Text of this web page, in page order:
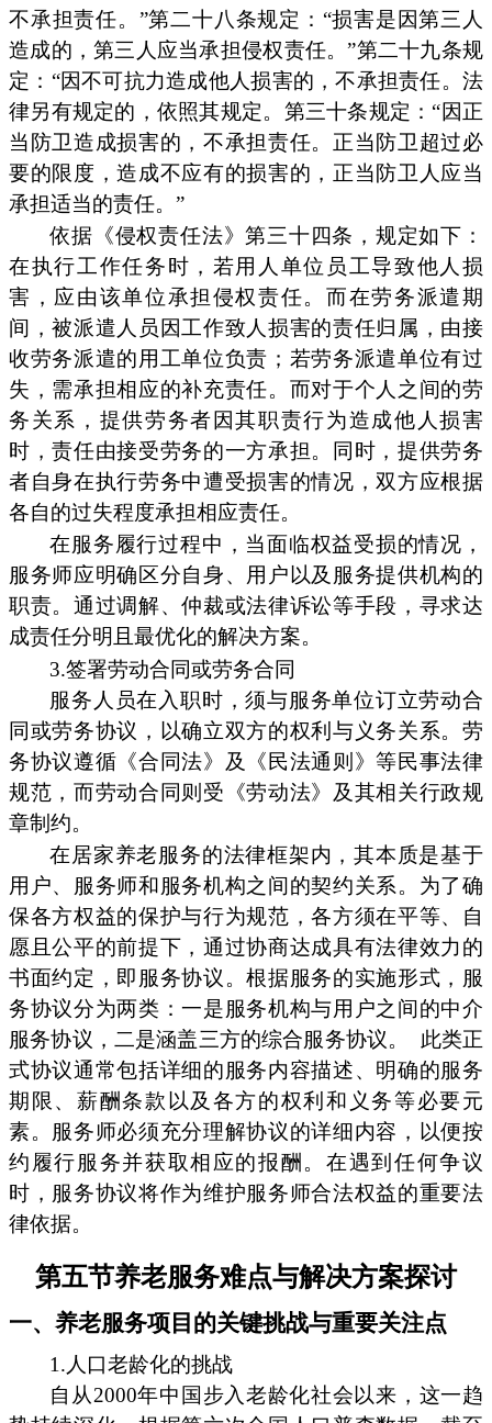
不承担责任。”第二十八条规定：“损害是因第三人
造成的，第三人应当承担侵权责任。”第二十九条规
定：“因不可抗力造成他人损害的，不承担责任。法
律另有规定的，依照其规定。第三十条规定：“因正
当防卫造成损害的，不承担责任。正当防卫超过必
要的限度，造成不应有的损害的，正当防卫人应当
承担适当的责任。”
依据《侵权责任法》第三十四条，规定如下：
在执行工作任务时，若用人单位员工导致他人损
害，应由该单位承担侵权责任。而在劳务派遣期
间，被派遣人员因工作致人损害的责任归属，由接
收劳务派遣的用工单位负责；若劳务派遣单位有过
失，需承担相应的补充责任。而对于个人之间的劳
务关系，提供劳务者因其职责行为造成他人损害
时，责任由接受劳务的一方承担。同时，提供劳务
者自身在执行劳务中遭受损害的情况，双方应根据
各自的过失程度承担相应责任。
在服务履行过程中，当面临权益受损的情况，
服务师应明确区分自身、用户以及服务提供机构的
职责。通过调解、仲裁或法律诉讼等手段，寻求达
成责任分明且最优化的解决方案。
3.签署劳动合同或劳务合同
服务人员在入职时，须与服务单位订立劳动合
同或劳务协议，以确立双方的权利与义务关系。劳
务协议遵循《合同法》及《民法通则》等民事法律
规范，而劳动合同则受《劳动法》及其相关行政规
章制约。
在居家养老服务的法律框架内，其本质是基于
用户、服务师和服务机构之间的契约关系。为了确
保各方权益的保护与行为规范，各方须在平等、自
愿且公平的前提下，通过协商达成具有法律效力的
书面约定，即服务协议。根据服务的实施形式，服
务协议分为两类：一是服务机构与用户之间的中介
服务协议，二是涵盖三方的综合服务协议。
此类正
式协议通常包括详细的服务内容描述、明确的服务
期限、薪酬条款以及各方的权利和义务等必要元
素。服务师必须充分理解协议的详细内容，以便按
约履行服务并获取相应的报酬。在遇到任何争议
时，服务协议将作为维护服务师合法权益的重要法
律依据。
第五节养老服务难点与解决方案探讨
一、养老服务项目的关键挑战与重要关注点
1.人口老龄化的挑战
自从2000年中国步入老龄化社会以来，这一趋